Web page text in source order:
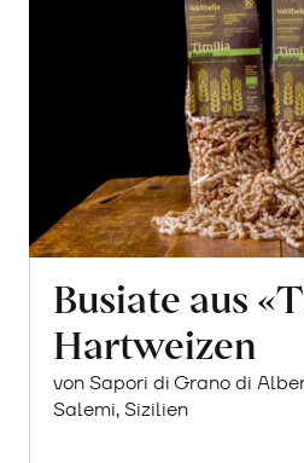
Busiate aus
Hartweizen
von Sapori di Grano di
Salemi, Sizilien